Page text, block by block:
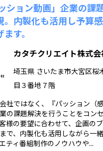
ション動画」企業の課
。内製化も活用し予算
す。
カタチクリエイト株式会
埼玉県 さいたま市大宮区桜
目３番地７階
社ではなく、『パッション（
の課題解決を行うことをコン
様の要望に合わせて、企画の
で、内製化も活用しながら一
ティ番組制作のノウハウや...